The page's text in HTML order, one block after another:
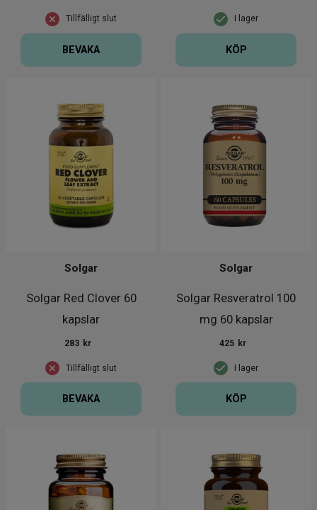
Tillfälligt slut
BEVAKA
I lager
KÖP
Solgar Red Clover 60
kapslar
Solgar
Tillfälligt slut
283 kr
BEVAKA
Solgar Resveratrol 100
mg 60 kapslar
Solgar
I lager
425 kr
KÖP